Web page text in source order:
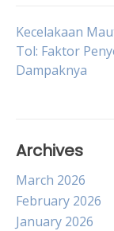
Post
Kecelakaan
Tol: Faktor
Dampaknya
Archives
March 2026
February 2026
January 2026